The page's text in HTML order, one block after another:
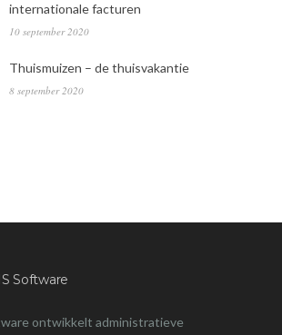
internationale facturen
10 september 2020
Thuismuizen – de thuisvakantie
8 september 2020
Software
ontwikkelt administratieve